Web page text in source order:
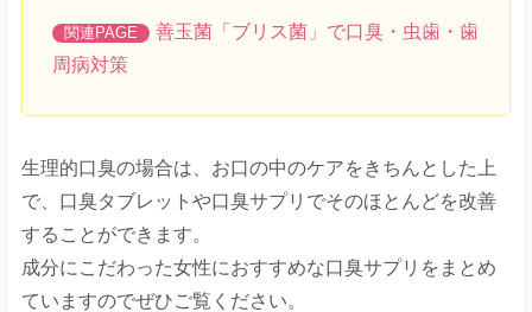
善玉菌「ブリス菌」で口臭・虫歯・歯
周病対策
生理的口臭の場合は、お口の中のケアをきちんとした上
で、口臭タブレットや口臭サプリでそのほとんどを改善
することができます。
成分にこだわった女性におすすめな口臭サプリをまとめ
ていますのでぜひご覧ください。